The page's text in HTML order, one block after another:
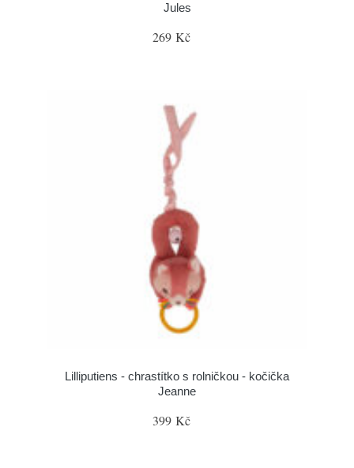
Jules
269 Kč
Lilliputiens - chrastítko s rolničkou - kočička
Jeanne
399 Kč